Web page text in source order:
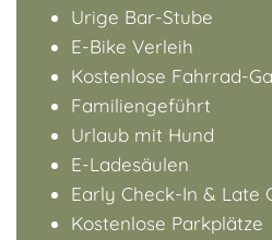
Urige Bar-Stube
E-Bike Verleih
Kostenlose Fahrrad-
Familiengeführt
Urlaub mit Hund
E-Ladesäulen
Early Check-In & Late
Kostenlose Parkplätze